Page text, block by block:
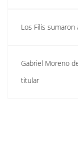
Los Filis
Gabriel Moreno
titular